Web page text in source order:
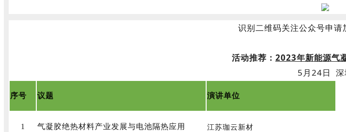
识别二维码关注公众号申请
活动推荐： 2023年新能源气
5 月24日 深
序号 议题 演讲单位
1 气凝胶绝热材料产业发展与电池隔热应用 江苏珈云新材